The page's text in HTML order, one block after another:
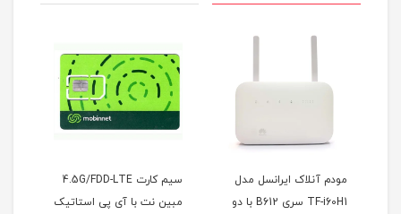
مودم آنلاک ایرانسل مدل
TF-i60H1 سری B612 با دو
سیم کارت 4.5G/FDD-LTE
مبین نت با آی پی استاتیک